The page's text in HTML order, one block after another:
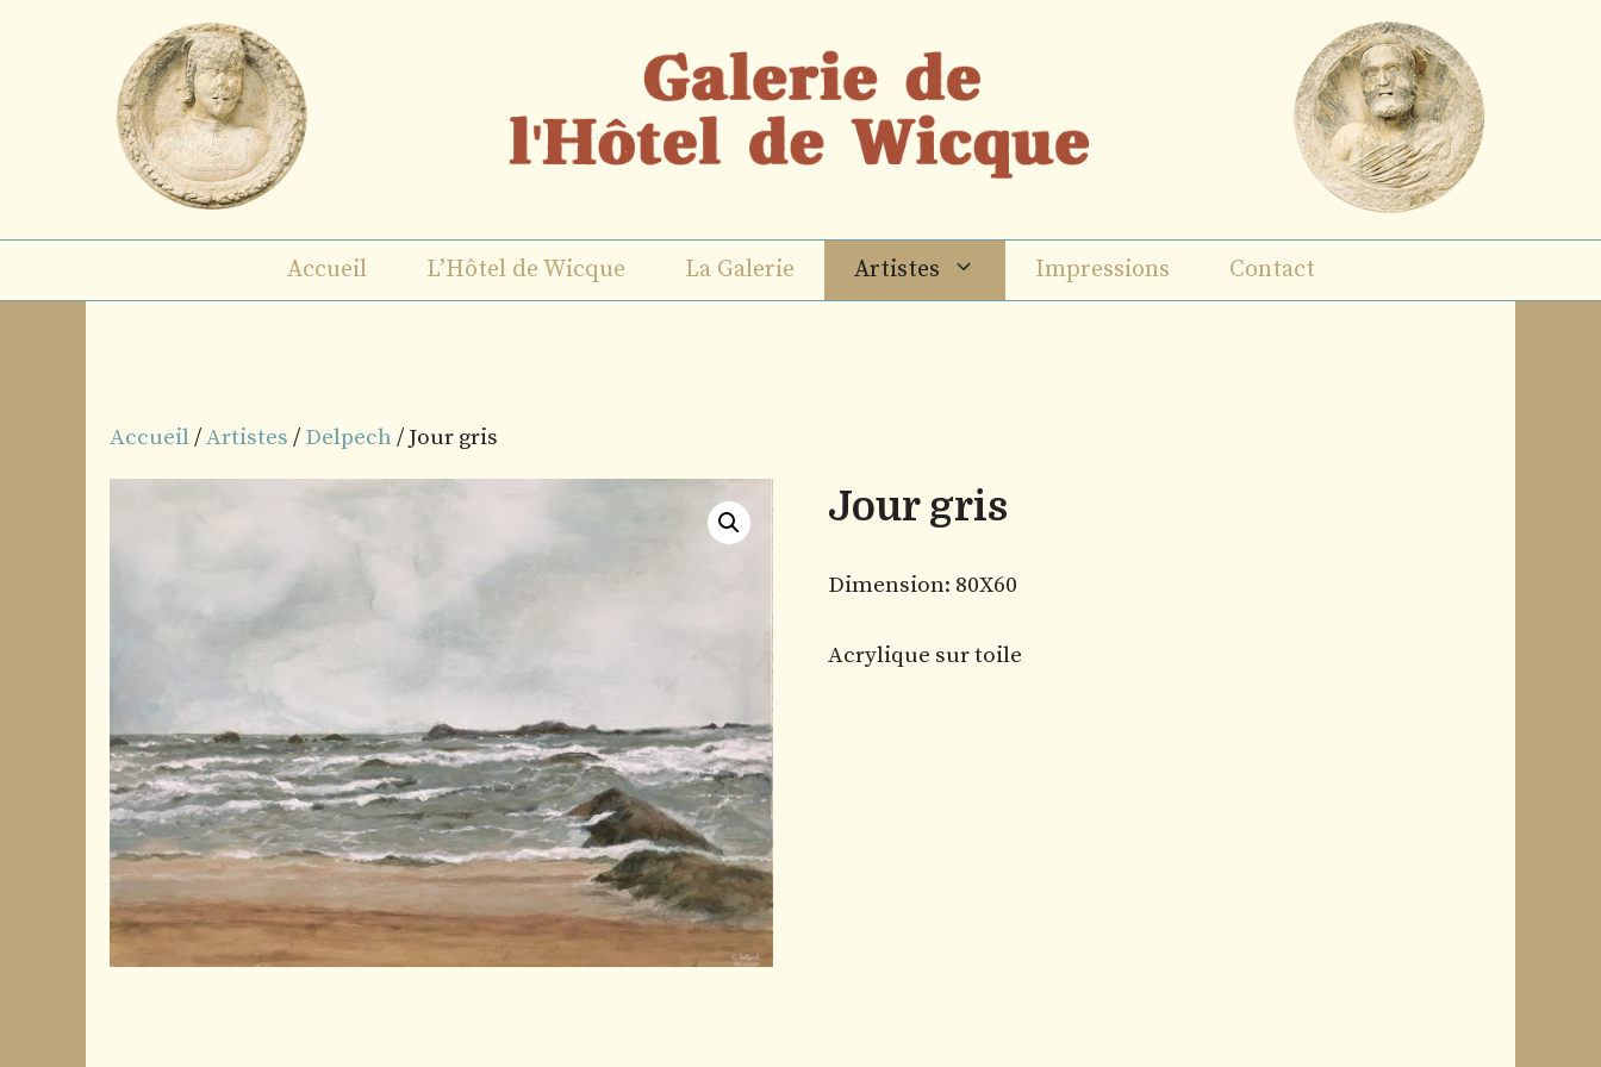
Accueil L’Hôtel de Wicque La Galerie Artistes Impressions Contact
Accueil/Artistes / Delpech / Jour gris
Jour gris
Dimension: 80X60
Acrylique sur toile